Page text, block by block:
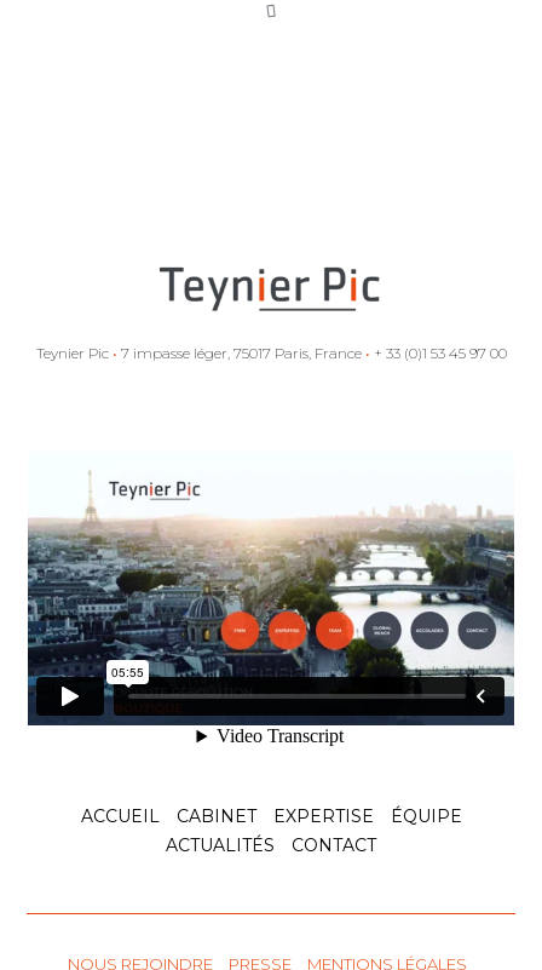
la Commission
européenne
empêcher
l’exécution de la
sentence Antin
c. Espagne
Voir l'article